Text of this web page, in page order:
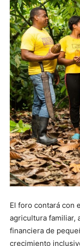
El foro contará con
agricultura familiar,
financiera de
crecimiento